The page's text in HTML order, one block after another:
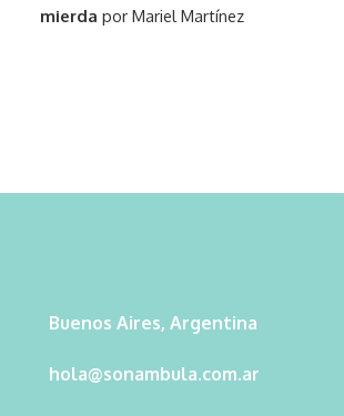
mierda por Mariel Martínez
Buenos Aires, Argentina
hola@sonambula.com.ar